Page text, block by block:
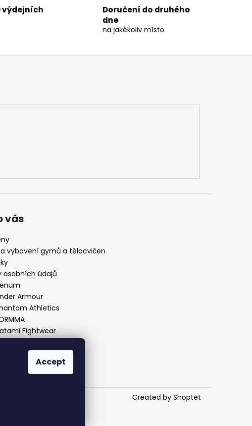
Accept
n
n
s
i
o
výdejních
Doručení do druhého
dne
na jakékoliv místo
vás
vybavení gymů a tělocvičen
osobních údajů
Armour
Athletics
Fightwear
West Coast
Created by Shoptet